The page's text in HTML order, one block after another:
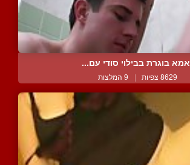
אמא בוגרת בבילוי סודי עם...
8629 צפיות | 9 המלצות